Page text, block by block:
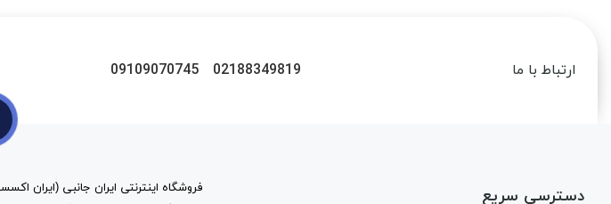
ارتباط با ما 02188349819
09109070745
دسترسی سریع
فروشگاه اینترنتی ایران جانبی (ایران